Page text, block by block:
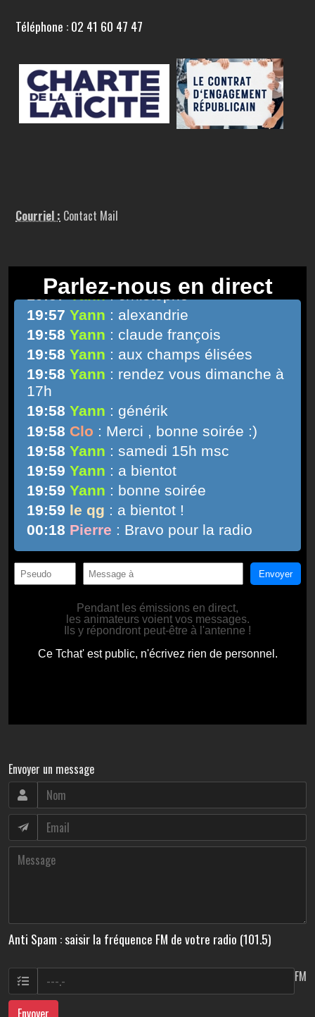
Téléphone : 02 41 60 47 47
Courriel : Contact Mail
Envoyer un message
Anti Spam : saisir la fréquence FM de votre radio (101.5)
FM
Envoyer